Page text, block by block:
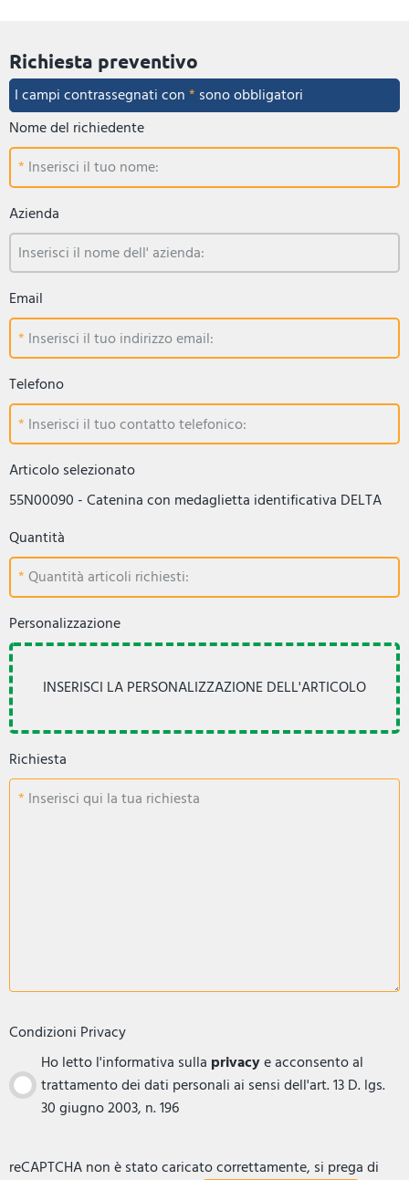
Richiesta preventivo
I campi contrassegnati con* sono obbligatori
Nome del richiedente
Inserisci il tuo nome:
Azienda
Inserisci il nome dell' azienda:
Email
Inserisci il tuo indirizzo email:
Telefono
Inserisci il tuo contatto telefonico:
Articolo selezionato
55N00090 - Catenina con medaglietta identificativa DELTA
Quantità
Quantità articoli richiesti:
Personalizzazione
Richiesta
Inserisci qui la tua richiesta
Condizioni Privacy
Ho letto l'informativa sulla privacye acconsento al
trattamento dei dati personali ai sensi dell'art. 13 D. lgs.
30 giugno 2003, n. 196
reCAPTCHA non è stato caricato correttamente, si prega di